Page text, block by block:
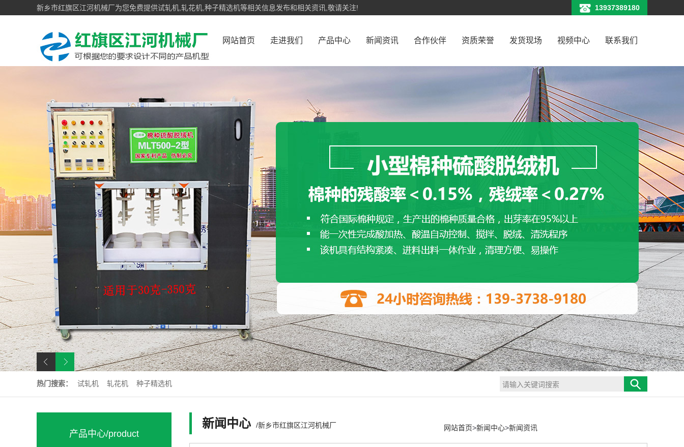
新乡市红旗区江河机械厂为您免费提供试轧机,轧花机,种子精选机等相关信息发布和相关资讯,敬请关注! 13937389180
网站首页 走进我们 产品中心 新闻资讯 合作伙伴 资质荣誉 发货现场 视频中心 联系我们
热门搜索： 试轧机 轧花机 种子精选机
产品中心/product
新闻中心 /新乡市红旗区江河机械厂 网站首页>新闻中心>新闻资讯